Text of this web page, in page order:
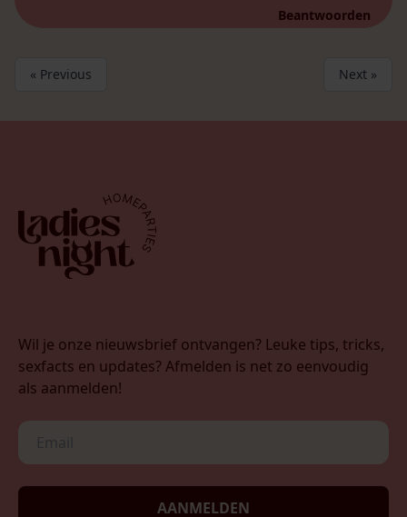
Beantwoorden
« Previous Next »
Wil je onze nieuwsbrief ontvangen? Leuke tips, tricks,
sexfacts en updates? Afmelden is net zo eenvoudig
als aanmelden!
AANMELDEN